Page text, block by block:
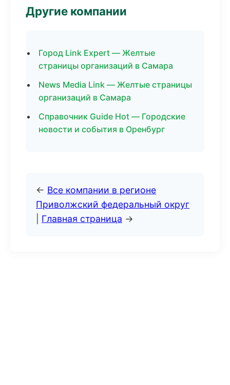
Другие компании
Город Link Expert — Желтые
страницы организаций в Самара
News Media Link — Желтые страницы
организаций в Самара
Справочник Guide Hot — Городские
новости и события в Оренбург
← Все компании в регионе
Приволжский федеральный округ
Главная страница →